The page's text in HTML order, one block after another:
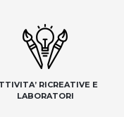
RICREATIVE E
LABORATORI